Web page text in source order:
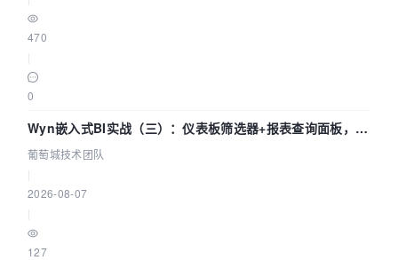
470
0
Wyn嵌入式BI实战（三）：仪表板筛选器+报表查询面板，参
数联动全闭环
葡萄城技术团队
2026-08-07
127